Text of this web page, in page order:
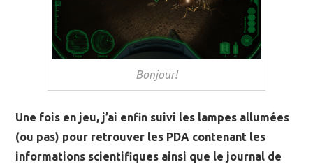
Bonjour!
Une fois en jeu, j’ai enfin suivi les lampes allumées
(ou pas) pour retrouver les PDA contenant les
informations scientifiques ainsi que le journal de